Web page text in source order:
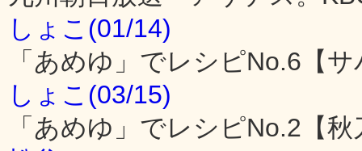
しょこ(01/14)
「あめゆ」でレシピNo.6【
しょこ(03/15)
「あめゆ」でレシピNo.2【